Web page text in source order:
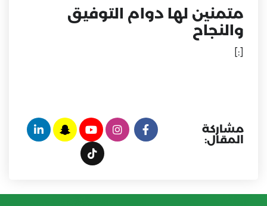
متمنين لها دوام التوفيق
والنجاح
[:]
مشاركة
المقال: